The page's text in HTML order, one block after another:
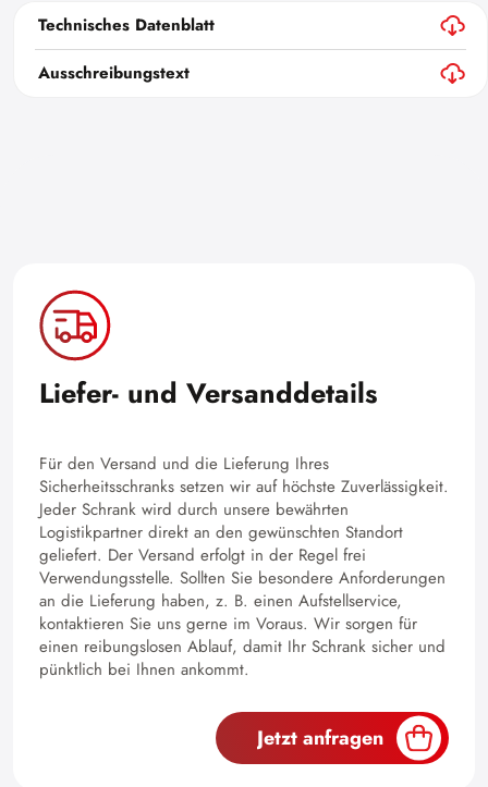
Technisches Datenblatt
Ausschreibungstext
Liefer- und Versanddetails
Für den Versand und die Lieferung Ihres
Sicherheitsschranks setzen wir auf höchste Zuverlässigkeit.
Jeder Schrank wird durch unsere bewährten
Logistikpartner direkt an den gewünschten Standort
geliefert. Der Versand erfolgt in der Regel frei
Verwendungsstelle. Sollten Sie besondere Anforderungen
an die Lieferung haben, z. B. einen Aufstellservice,
kontaktieren Sie uns gerne im Voraus. Wir sorgen für
einen reibungslosen Ablauf, damit Ihr Schrank sicher und
pünktlich bei Ihnen ankommt.
Jetzt anfragen